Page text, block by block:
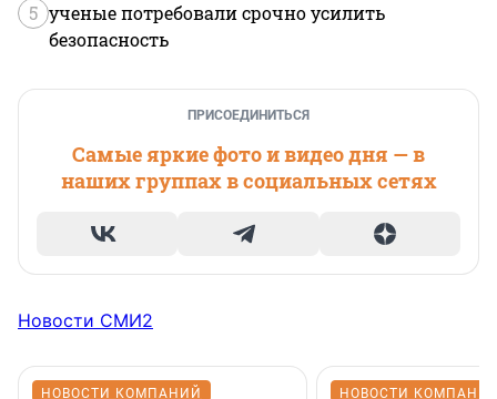
5 ученые потребовали срочно усилить
безопасность
ПРИСОЕДИНИТЬСЯ
Самые яркие фото и видео дня — в
наших группах в социальных сетях
Новости СМИ2
НОВОСТИ КОМПАНИЙ НОВОСТИ